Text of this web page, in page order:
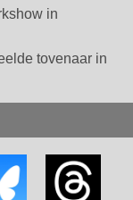
in
tovenaar in